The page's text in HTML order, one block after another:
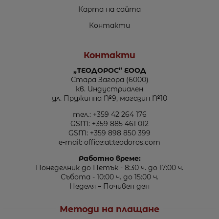
Карта на сайта
Контакти
Контакти
„ТЕОДОРОС” ЕООД
Стара Загора (6000)
кв. Индустриален
ул. Пружинна №9, магазин №10
тел.: +359 42 264 176
GSM: +359 885 461 012
GSM: +359 898 850 399
e-mail: office:at:teodoros.com
Работно време:
Понеделник до Петък - 8:30 ч. до 17:00 ч.
Събота - 10:00 ч. до 15:00 ч.
Неделя – Почивен ден
Методи на плащане